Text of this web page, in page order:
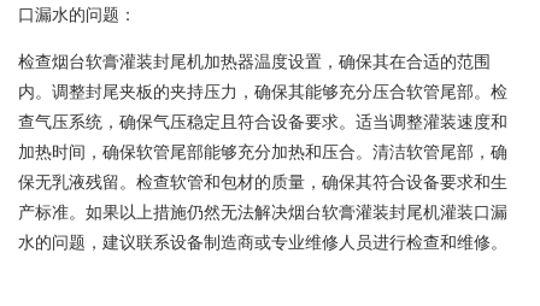
口漏水的问题：
检查烟台软膏灌装封尾机加热器温度设置，确保其在合适的范围
内。调整封尾夹板的夹持压力，确保其能够充分压合软管尾部。检
查气压系统，确保气压稳定且符合设备要求。适当调整灌装速度和
加热时间，确保软管尾部能够充分加热和压合。清洁软管尾部，确
保无乳液残留。检查软管和包材的质量，确保其符合设备要求和生
产标准。如果以上措施仍然无法解决烟台软膏灌装封尾机灌装口漏
水的问题，建议联系设备制造商或专业维修人员进行检查和维修。